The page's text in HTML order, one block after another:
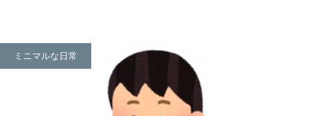
ミニマルな日常